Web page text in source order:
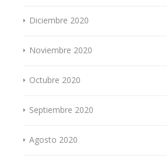
Diciembre 2020
Noviembre 2020
Octubre 2020
Septiembre 2020
Agosto 2020